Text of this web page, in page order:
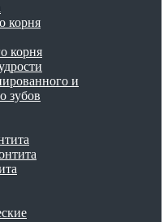
корня
корня
и
зубов